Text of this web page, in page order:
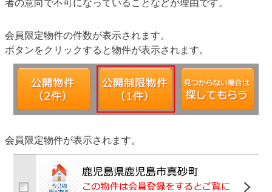
者の意向で不可になっていることなどが理由です。
会員限定物件の件数が表示されます。
ボタンをクリックすると物件が表示されます。
会員限定物件が表示されます。